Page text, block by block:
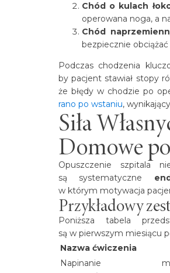
Chód o kulach
operowana noga, a
Chód
bezpiecznie
Podczas chodzenia
by pacjent stawiał stopy
że błędy w chodzie po
rano po wstaniu,
Siła
Domowe
Opuszczenie szpitala
są systematyczne
w którym motywacja
Przykładowy
Poniższa tabela
są w pierwszym miesiącu
Nazwa ćwiczenia
Napinanie